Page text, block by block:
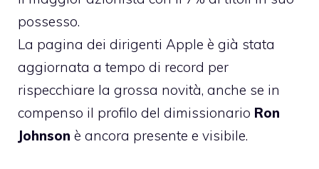
possesso.
La pagina dei dirigenti Apple è già stata
aggiornata a tempo di record per
rispecchiare la grossa novità, anche se in
compenso il profilo del dimissionario Ron
Johnson è ancora presente e visibile.